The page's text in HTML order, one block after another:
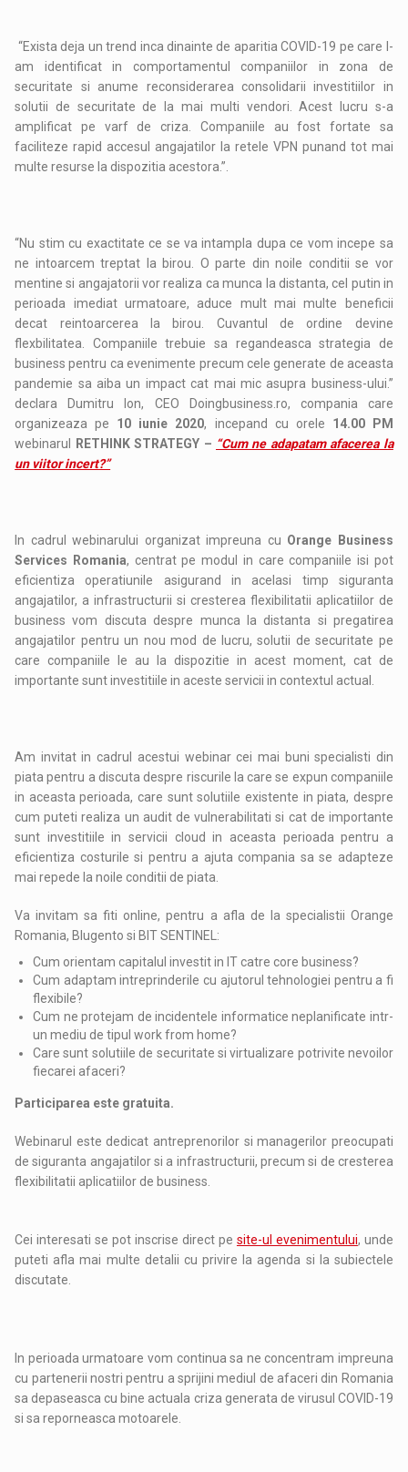
“Exista deja un trend inca dinainte de aparitia COVID-19 pe care l-
am identificat in comportamentul companiilor in zona de
securitate si anume reconsiderarea consolidarii investitiilor in
solutii de securitate de la mai multi vendori. Acest lucru s-a
amplificat pe varf de criza. Companiile au fost fortate sa
faciliteze rapid accesul angajatilor la retele VPN punand tot mai
multe resurse la dispozitia acestora.”.
“Nu stim cu exactitate ce se va intampla dupa ce vom incepe sa
ne intoarcem treptat la birou. O parte din noile conditii se vor
mentine si angajatorii vor realiza ca munca la distanta, cel putin in
perioada imediat urmatoare, aduce mult mai multe beneficii
decat reintoarcerea la birou. Cuvantul de ordine devine
flexbilitatea. Companiile trebuie sa regandeasca strategia de
business pentru ca evenimente precum cele generate de aceasta
pandemie sa aiba un impact cat mai mic asupra business-ului.”
declara Dumitru Ion, CEO Doingbusiness.ro, compania care
organizeaza pe 10 iunie 2020, incepand cu orele 14.00 PM
webinarul RETHINK STRATEGY – “Cum ne adapatam afacerea la
un viitor incert?”
In cadrul webinarului organizat impreuna cu Orange Business
Services Romania, centrat pe modul in care companiile isi pot
eficientiza operatiunile asigurand in acelasi timp siguranta
angajatilor, a infrastructurii si cresterea flexibilitatii aplicatiilor de
business vom discuta despre munca la distanta si pregatirea
angajatilor pentru un nou mod de lucru, solutii de securitate pe
care companiile le au la dispozitie in acest moment, cat de
importante sunt investitiile in aceste servicii in contextul actual.
Am invitat in cadrul acestui webinar cei mai buni specialisti din
piata pentru a discuta despre riscurile la care se expun companiile
in aceasta perioada, care sunt solutiile existente in piata, despre
cum puteti realiza un audit de vulnerabilitati si cat de importante
sunt investitiile in servicii cloud in aceasta perioada pentru a
eficientiza costurile si pentru a ajuta compania sa se adapteze
mai repede la noile conditii de piata.
Va invitam sa fiti online, pentru a afla de la specialistii Orange
Romania, Blugento si BIT SENTINEL:
Cum orientam capitalul investit in IT catre core business?
Cum adaptam intreprinderile cu ajutorul tehnologiei pentru a fi
flexibile?
Cum ne protejam de incidentele informatice neplanificate intr-
un mediu de tipul work from home?
Care sunt solutiile de securitate si virtualizare potrivite nevoilor
fiecarei afaceri?
Participarea este gratuita.
Webinarul este dedicat antreprenorilor si managerilor preocupati
de siguranta angajatilor si a infrastructurii, precum si de cresterea
flexibilitatii aplicatiilor de business.
Cei interesati se pot inscrise direct pe site-ul evenimentului, unde
puteti afla mai multe detalii cu privire la agenda si la subiectele
discutate.
In perioada urmatoare vom continua sa ne concentram impreuna
cu partenerii nostri pentru a sprijini mediul de afaceri din Romania
sa depaseasca cu bine actuala criza generata de virusul COVID-19
si sa reporneasca motoarele.